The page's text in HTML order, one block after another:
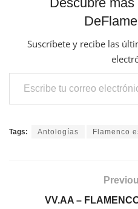
Suscríbete y recibe las
Escribe tu correo electrónico…
Tags: Antologías Flamenco
VV.AA –